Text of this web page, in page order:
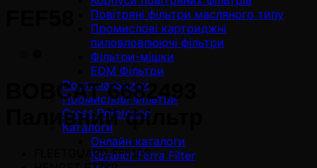
Повітряні фільтри масляного типу
Промислові картриджні
пиловловлюючі фільтри
Фільтри-мішки
EDM Фільтри
Постачальники
Промислові Фільтри
Cross Reference
Каталоги
Онлайн каталоги
Каталог Ferra Filter
BOBCAT 6682493
Паливний фільтр
FLEETGUARD FF5103